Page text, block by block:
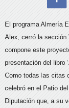
El programa Almería
Alex, cerró la sección
compone este
presentación del libro
Como todas las citas
celebró en el Patio
Diputación que, a su